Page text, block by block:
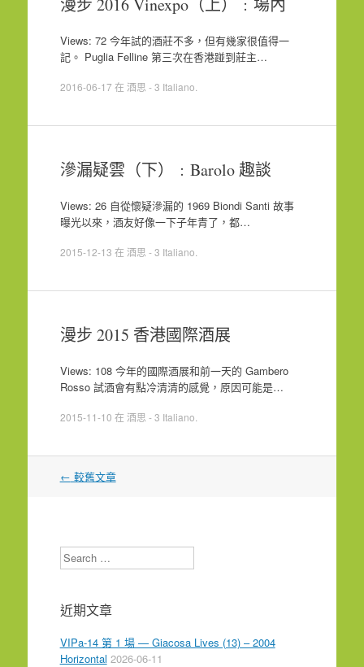
漫步 2016 Vinexpo（上）﹕場內
Views: 72 今年試的酒莊不多，但有幾家很值得一
記。 Puglia Felline 第三次在香港踫到莊主…
2016-06-17 在 酒思 - 3 Italiano
滲漏疑雲（下）﹕Barolo 趣談
Views: 26 自從懷疑滲漏的 1969 Biondi Santi 故事
曝光以來，酒友好像一下子年青了，都…
2015-12-13 在 酒思 - 3 Italiano
漫步 2015 香港國際酒展
Views: 108 今年的國際酒展和前一天的 Gambero
Rosso 試酒會有點冷清清的感覺，原因可能是…
2015-11-10 在 酒思 - 3 Italiano
文
← 較舊文章
Search
近期文章
VIPa-14 第 1 場 — Giacosa Lives (13) – 2004
Horizontal 2026-06-11